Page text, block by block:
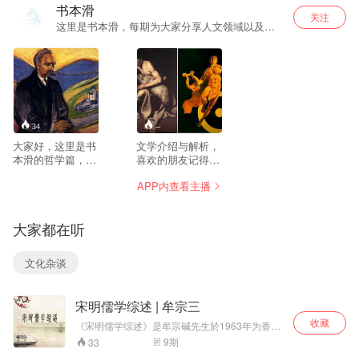
书本滑
这里是书本滑，每期为大家分享人文领域以及生
关注
34
大家好，这里是书
本滑的哲学篇，在
动，针对每个人所
有可能遇到的问题
--
文学介绍与解析，
喜欢的朋友记得收
APP内查看主播
大家都在听
文化杂谈
宋明儒学综述 | 牟宗三
《宋明儒学综述》是牟宗碱先生於1963年为香港
大学校外课程部讲授[宋明儒学]课程之讲辞。
33 9期
收藏